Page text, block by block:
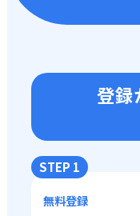
登録
STEP 1
無料登録